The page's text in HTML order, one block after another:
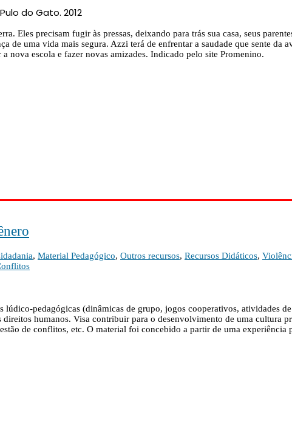
do Gato. 2012
Eles precisam fugir às pressas, deixando para trás sua casa, seus
de uma vida mais segura. Azzi terá de enfrentar a saudade que sente
nova escola e fazer novas amizades. Indicado pelo site Promenino.
, Material Pedagógico, Outros recursos, Recursos Didáticos,
pedagógicas (dinâmicas de grupo, jogos cooperativos, atividades
humanos. Visa contribuir para o desenvolvimento de uma cultura
de conflitos, etc. O material foi concebido a partir de uma experiência